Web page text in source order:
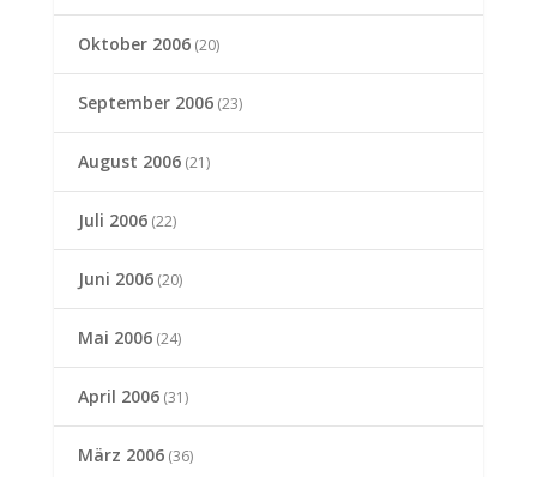
Oktober 2006(20)
September 2006(23)
August 2006(21)
Juli 2006(22)
Juni 2006(20)
Mai 2006(24)
April 2006(31)
März 2006(36)